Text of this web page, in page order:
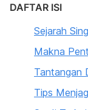
DAFTAR ISI
Sejarah
Makna
Tantangan
Tips